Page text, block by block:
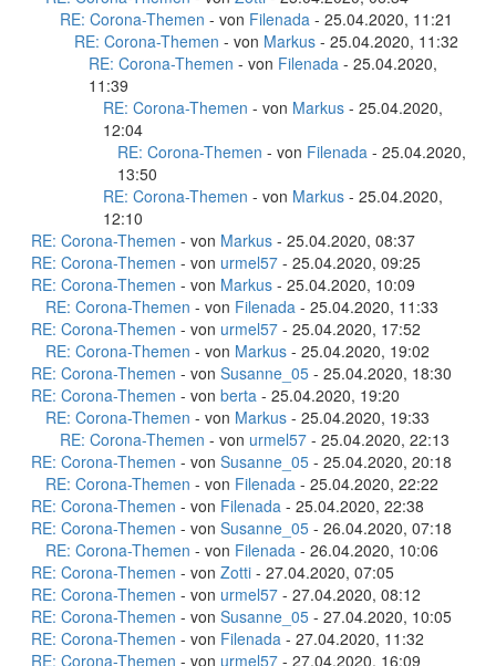
RE: Corona-Themen - von Filenada - 25.04.2020, 11:21
RE: Corona-Themen - von Markus - 25.04.2020, 11:32
RE: Corona-Themen - von Filenada - 25.04.2020,
11:39
RE: Corona-Themen - von Markus - 25.04.2020,
12:04
RE: Corona-Themen - von Filenada - 25.04.2020,
13:50
RE: Corona-Themen - von Markus - 25.04.2020,
12:10
RE: Corona-Themen - von Markus - 25.04.2020, 08:37
RE: Corona-Themen - von urmel57 - 25.04.2020, 09:25
RE: Corona-Themen - von Markus - 25.04.2020, 10:09
RE: Corona-Themen - von Filenada - 25.04.2020, 11:33
RE: Corona-Themen - von urmel57 - 25.04.2020, 17:52
RE: Corona-Themen - von Markus - 25.04.2020, 19:02
RE: Corona-Themen - von Susanne_05 - 25.04.2020, 18:30
RE: Corona-Themen - von berta - 25.04.2020, 19:20
RE: Corona-Themen - von Markus - 25.04.2020, 19:33
RE: Corona-Themen - von urmel57 - 25.04.2020, 22:13
RE: Corona-Themen - von Susanne_05 - 25.04.2020, 20:18
RE: Corona-Themen - von Filenada - 25.04.2020, 22:22
RE: Corona-Themen - von Filenada - 25.04.2020, 22:38
RE: Corona-Themen - von Susanne_05 - 26.04.2020, 07:18
RE: Corona-Themen - von Filenada - 26.04.2020, 10:06
RE: Corona-Themen - von Zotti - 27.04.2020, 07:05
RE: Corona-Themen - von urmel57 - 27.04.2020, 08:12
RE: Corona-Themen - von Susanne_05 - 27.04.2020, 10:05
RE: Corona-Themen - von Filenada - 27.04.2020, 11:32
RE: Corona-Themen - von urmel57 - 27.04.2020, 16:09